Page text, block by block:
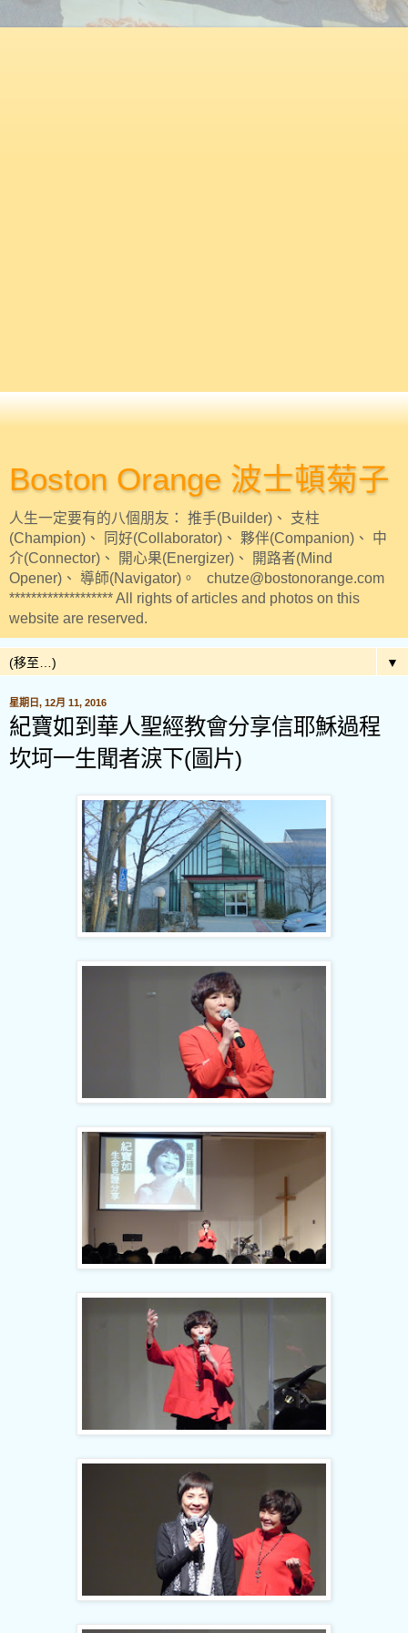
Boston Orange 波士頓菊子
人生一定要有的八個朋友： 推手(Builder)、 支柱
(Champion)、 同好(Collaborator)、 夥伴(Companion)、 中
介(Connector)、 開心果(Energizer)、 開路者(Mind
Opener)、 導師(Navigator)。 chutze@bostonorange.com
******************* All rights of articles and photos on this
website are reserved.
▼
星期日, 12月 11, 2016
紀寶如到華人聖經教會分享信耶穌過程
坎坷一生聞者淚下(圖片)